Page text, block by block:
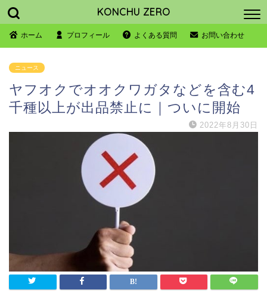
KONCHU ZERO
ホーム プロフィール よくある質問 お問い合わせ
ニュース
ヤフオクでオオクワガタなどを含む4
千種以上が出品禁止に｜ついに開始
2022年8月30日